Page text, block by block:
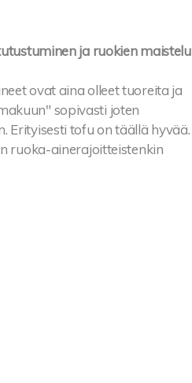
ja ruokien maistelu
ovat aina olleet tuoreita ja
sopivasti joten
Erityisesti tofu on täällä hyvää.
ruoka-ainerajoitteistenkin